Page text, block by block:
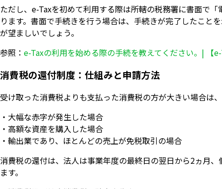
ただし、e-Taxを初めて利用する際は所轄の税務署に書面で
ります。書面で手続きを行う場合は、手続きが完了したこと
が望ましいでしょう。
参照： e-Taxの利用を始める際の手続を教えてください。| 【
消費税の還付制度：仕組みと申請方法
受け取った消費税よりも支払った消費税の方が大きい場合は
・大幅な赤字が発生した場合
・高額な資産を購入した場合
・輸出業であり、ほとんどの売上が免税取引の場合
消費税の還付は、法人は事業年度の最終日の翌日から2ヵ月
ます。